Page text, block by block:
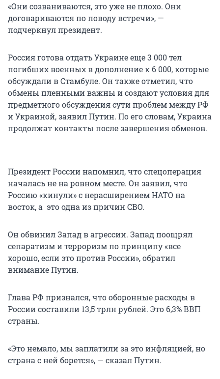
«Они созваниваются, это уже не плохо. Они
договариваются по поводу встречи», —
подчеркнул президент.
Россия готова отдать Украине еще 3 000 тел
погибших военных в дополнение к 6 000, которые
обсуждали в Стамбуле. Он также отметил, что
обмены пленными важны и создают условия для
предметного обсуждения сути проблем между РФ
и Украиной, заявил Путин. По его словам, Украина
продолжат контакты после завершения обменов.
Президент России напомнил, что спецоперация
началась не на ровном месте. Он заявил, что
Россию «кинули» с нерасширением НАТО на
восток, а это одна из причин СВО.
Он обвинил Запад в агрессии. Запад поощрял
сепаратизм и терроризм по принципу «все
хорошо, если это против России», обратил
внимание Путин.
Глава РФ признался, что оборонные расходы в
России составили 13,5 трлн рублей. Это 6,3% ВВП
страны.
«Это немало, мы заплатили за это инфляцией, но
страна с ней борется», — сказал Путин.